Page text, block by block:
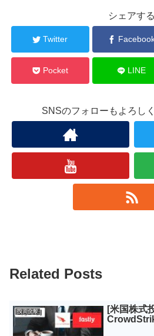
シェアする
Twitter
Pocket LINE
SNSのフォローもよろし
Related Posts
投資全般
[米国株式